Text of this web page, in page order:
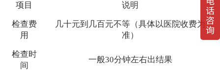
项目 说明
检查费
用
几十元到几百元不等（具体以医院收费为
准）
检查时
间
一般30分钟左右出结果